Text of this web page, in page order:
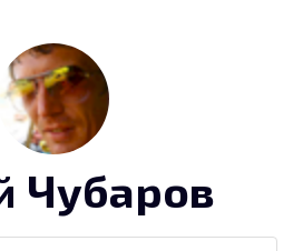
Чубаров